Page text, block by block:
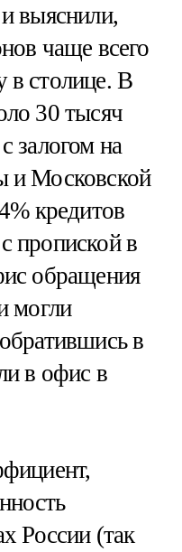
выяснили,
чаще всего
в столице. В
30 тысяч
залогом на
и Московской
кредитов
пропиской в
обращения
могли
в
в офис в
России (так